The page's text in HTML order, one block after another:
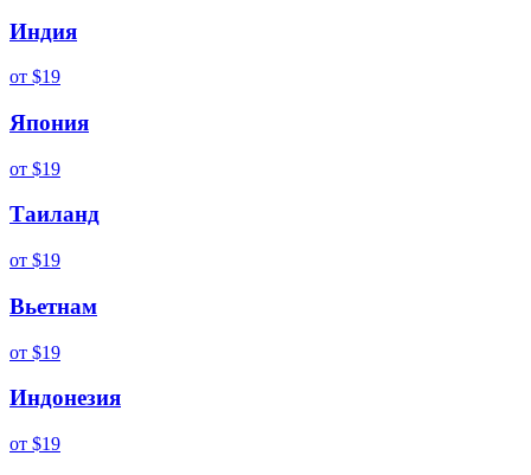
Индия
от $19
Япония
от $19
Таиланд
от $19
Вьетнам
от $19
Индонезия
от $19